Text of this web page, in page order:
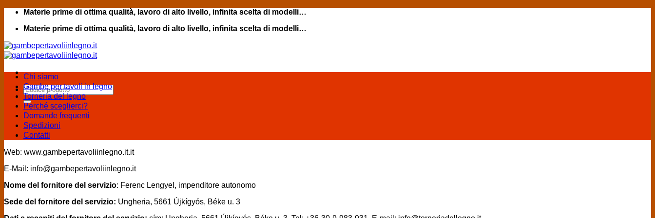
Salta
contenuti
Materie prime di ottima qualità, lavoro di alto livello, infinita scelta di modelli…
Materie prime di ottima qualità, lavoro di alto livello, infinita scelta di modelli…
Cerca:
Chi siamo
Gambe per tavoli in legno
Torneria del legno
Perché sceglierci?
Domande frequenti
Spedizioni
Contatti
Web: www.gambepertavoliinlegno.it.it
E-Mail: info@gambepertavoliinlegno.it
Nome del fornitore del servizio: Ferenc Lengyel, impenditore autonomo
Sede del fornitore del servizio: Ungheria, 5661 Újkígyós, Béke u. 3